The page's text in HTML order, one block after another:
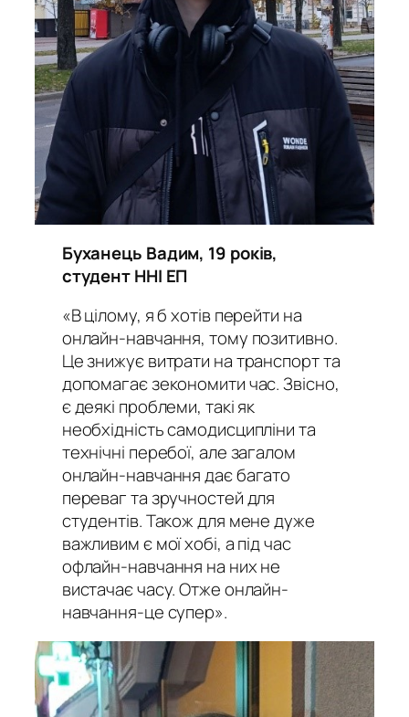
Буханець Вадим, 19 років,
студент ННІ ЕП
«В цілому, я б хотів перейти на
онлайн-навчання, тому позитивно.
Це знижує витрати на транспорт та
допомагає зекономити час. Звісно,
є деякі проблеми, такі як
необхідність самодисципліни та
технічні перебої, але загалом
онлайн-навчання дає багато
переваг та зручностей для
студентів. Також для мене дуже
важливим є мої хобі, а під час
офлайн-навчання на них не
вистачає часу. Отже онлайн-
навчання-це супер».